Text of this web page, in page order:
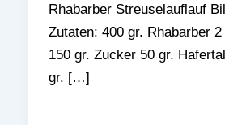
Rhabarber Streuselauflauf
Zutaten: 400 gr. Rhabarber
150 gr. Zucker 50 gr.
gr. […]